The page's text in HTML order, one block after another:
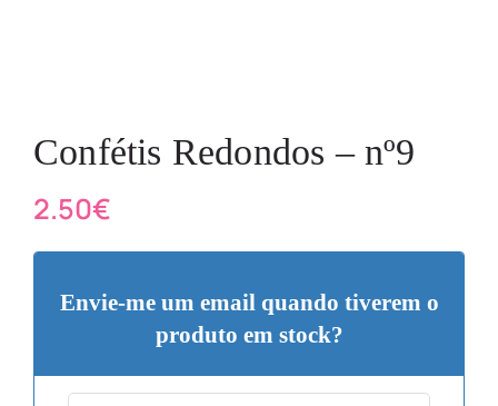
Confétis Redondos – nº9
2.50€
Envie-me um email quando tiverem o
produto em stock?